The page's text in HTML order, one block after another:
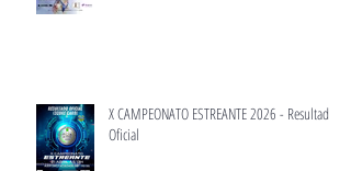
X CAMPEONATO ESTREANTE 2026 - Resultado
Oficial